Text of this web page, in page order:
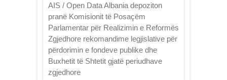
AIS / Open Data Albania depoziton
pranë Komisionit të Posaçëm
Parlamentar për Realizimin e Reformës
Zgjedhore rekomandime legjislative për
përdorimin e fondeve publike dhe
Buxhetit të Shtetit gjatë periudhave
zgjedhore